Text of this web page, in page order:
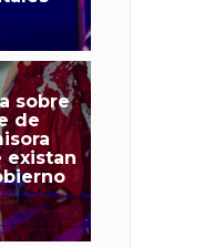
sobre
de
existan